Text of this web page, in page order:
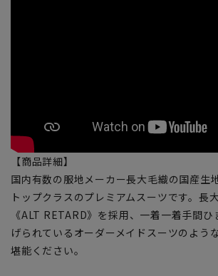
【商品詳細】
国内有数の服地メーカー長大毛織の国産生
トップクラスのプレミアムスーツです。長
《ALT RETARD》を採用、一着一着手間
げられているオーダーメイドスーツのよう
堪能ください。